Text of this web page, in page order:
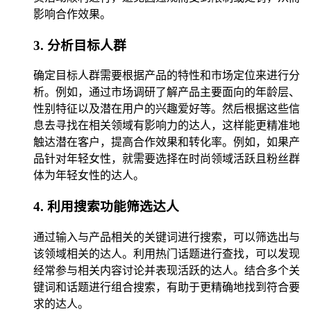
影响合作效果。
3. 分析目标人群
确定目标人群需要根据产品的特性和市场定位来进行分
析。例如，通过市场调研了解产品主要面向的年龄层、
性别特征以及潜在用户的兴趣爱好等。然后根据这些信
息去寻找在相关领域有影响力的达人，这样能更精准地
触达潜在客户，提高合作效果和转化率。例如，如果产
品针对年轻女性，就需要选择在时尚领域活跃且粉丝群
体为年轻女性的达人。
4. 利用搜索功能筛选达人
通过输入与产品相关的关键词进行搜索，可以筛选出与
该领域相关的达人。利用热门话题进行查找，可以发现
经常参与相关内容讨论并表现活跃的达人。结合多个关
键词和话题进行组合搜索，有助于更精确地找到符合要
求的达人。